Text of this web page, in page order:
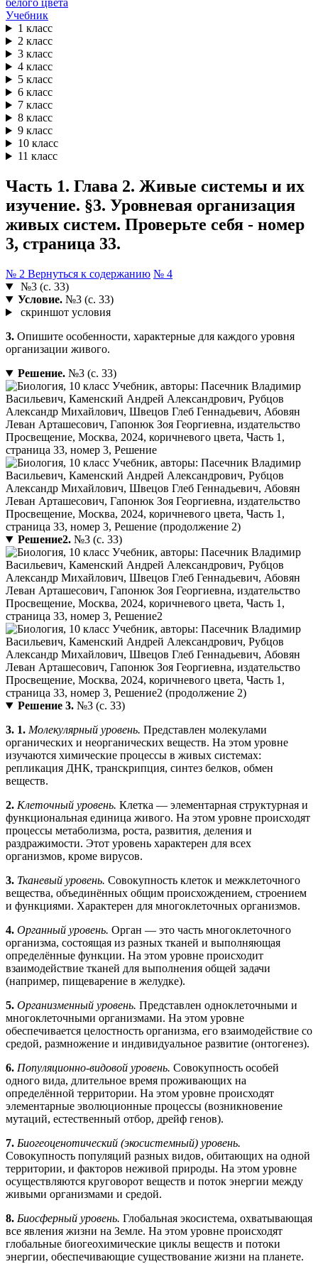
Учебник
1 класс
2 класс
3 класс
4 класс
5 класс
6 класс
7 класс
8 класс
9 класс
10 класс
11 класс
Часть 1. Глава 2. Живые системы и их
изучение. §3. Уровневая организация
живых систем. Проверьте себя - номер
3, страница 33.
№ 2 Вернуться к содержанию № 4
№3 (с. 33)
Условие.№3 (с. 33)
скриншот условия
3. Опишите особенности, характерные для каждого уровня
организации живого.
Решение.№3 (с. 33)
Решение2.№3 (с. 33)
Решение 3.№3 (с. 33)
3. 1. Молекулярный уровень. Представлен молекулами
органических и неорганических веществ. На этом уровне
изучаются химические процессы в живых системах:
репликация ДНК, транскрипция, синтез белков, обмен
веществ.
2. Клеточный уровень. Клетка — элементарная структурная и
функциональная единица живого. На этом уровне происходят
процессы метаболизма, роста, развития, деления и
раздражимости. Этот уровень характерен для всех
организмов, кроме вирусов.
3. Тканевый уровень. Совокупность клеток и межклеточного
вещества, объединённых общим происхождением, строением
и функциями. Характерен для многоклеточных организмов.
4. Органный уровень. Орган — это часть многоклеточного
организма, состоящая из разных тканей и выполняющая
определённые функции. На этом уровне происходит
взаимодействие тканей для выполнения общей задачи
(например, пищеварение в желудке).
5. Организменный уровень. Представлен одноклеточными и
многоклеточными организмами. На этом уровне
обеспечивается целостность организма, его взаимодействие со
средой, размножение и индивидуальное развитие (онтогенез).
6. Популяционно-видовой уровень. Совокупность особей
одного вида, длительное время проживающих на
определённой территории. На этом уровне происходят
элементарные эволюционные процессы (возникновение
мутаций, естественный отбор, дрейф генов).
7. Биогеоценотический (экосистемный) уровень.
Совокупность популяций разных видов, обитающих на одной
территории, и факторов неживой природы. На этом уровне
осуществляются круговорот веществ и поток энергии между
живыми организмами и средой.
8. Биосферный уровень. Глобальная экосистема, охватывающая
все явления жизни на Земле. На этом уровне происходят
глобальные биогеохимические циклы веществ и потоки
энергии, обеспечивающие существование жизни на планете.